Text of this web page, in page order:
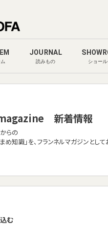
JOURNAL
読みもの ショー
新着情報
らの
め知識」を、フランネルマガジンとして
む